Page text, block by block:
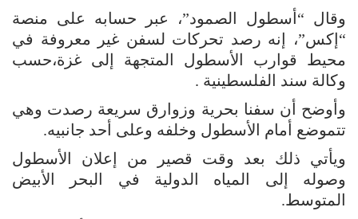
وقال “أسطول الصمود”، عبر حسابه على منصة
“إكس”، إنه رصد تحركات لسفن غير معروفة في
محيط قوارب الأسطول المتجهة إلى غزة،حسب
وكالة سند الفلسطينية .
وأوضح أن سفنا بحرية وزوارق سريعة رصدت وهي
تتموضع أمام الأسطول وخلفه وعلى أحد جانبيه.
ويأتي ذلك بعد وقت قصير من إعلان الأسطول
وصوله إلى المياه الدولية في البحر الأبيض
المتوسط.